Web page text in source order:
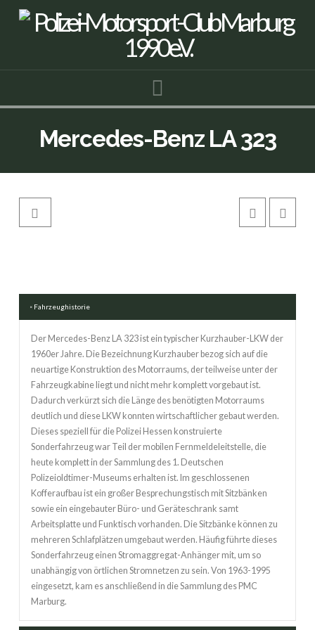
Mercedes-Benz LA 323
Fahrzeughistorie
Der Mercedes-Benz LA 323 ist ein typischer Kurzhauber-LKW der
1960er Jahre. Die Bezeichnung Kurzhauber bezog sich auf die
neuartige Konstruktion des Motorraums, der teilweise unter der
Fahrzeugkabine liegt und nicht mehr komplett vorgebaut ist.
Dadurch verkürzt sich die Länge des benötigten Motorraums
deutlich und diese LKW konnten wirtschaftlicher gebaut werden.
Dieses speziell für die Polizei Hessen konstruierte
Sonderfahrzeug war Teil der mobilen Fernmeldeleitstelle, die
heute komplett in der Sammlung des 1. Deutschen
Polizeioldtimer-Museums erhalten ist. Im geschlossenen
Kofferaufbau ist ein großer Besprechungstisch mit Sitzbänken
sowie ein eingebauter Büro- und Geräteschrank samt
Arbeitsplatte und Funktisch vorhanden. Die Sitzbänke können zu
mehreren Schlafplätzen umgebaut werden. Häufig führte dieses
Sonderfahrzeug einen Stromaggregat-Anhänger mit, um so
unabhängig von örtlichen Stromnetzen zu sein. Von 1963-1995
eingesetzt, kam es anschließend in die Sammlung des PMC
Marburg.